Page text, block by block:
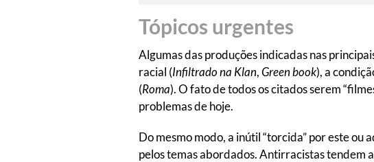
Tópicos urgentes
Algumas das produções indicadas nas
racial (Infiltrado na Klan,Green book), a
(Roma). O fato de todos os citados serem
problemas de hoje.
Do mesmo modo, a inútil “torcida” por este ou
pelos temas abordados. Antirracistas tendem